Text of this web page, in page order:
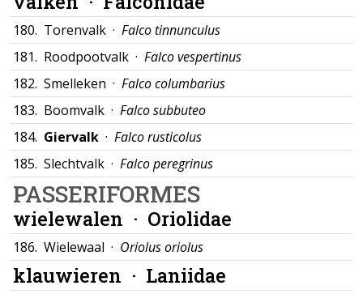
180. Torenvalk · Falco tinnunculus
181. Roodpootvalk · Falco vespertinus
182. Smelleken · Falco columbarius
183. Boomvalk · Falco subbuteo
184. Giervalk · Falco rusticolus
185. Slechtvalk · Falco peregrinus
PASSERIFORMES
wielewalen · Oriolidae
186. Wielewaal · Oriolus oriolus
klauwieren · Laniidae